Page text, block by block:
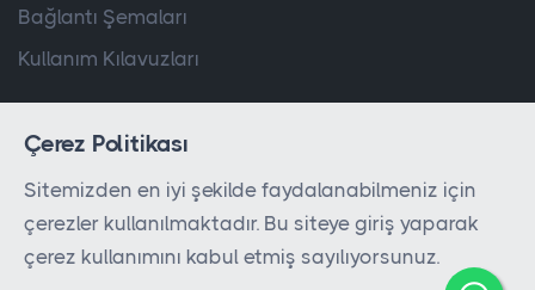
Bağlantı Şemaları
Kullanım Kılavuzları
© 2023 - 2026 Tüm haklarıQPA Controller
tarafından saklıdır.
Çerez Politikası
Sitemizden en iyi şekilde faydalanabilmeniz için
çerezler kullanılmaktadır. Bu siteye giriş yaparak
çerez kullanımını kabul etmiş sayılıyorsunuz.